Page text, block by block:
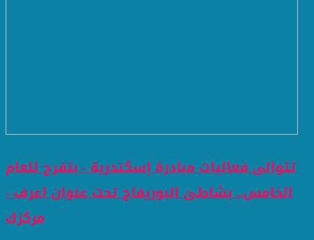
تتوالى فعاليات مبادرة إسكندرية - بتفرح للعام
الخامس.. بشاطئ البوريفاج تحت عنوان اعرف -
مركزك